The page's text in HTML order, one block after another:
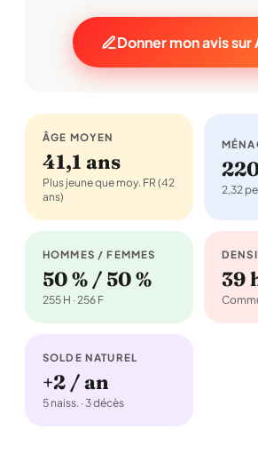
Donner mon avis sur
ÂGE MOYEN
41,1 ans
Plus jeune que moy. FR (42
ans)
2,32
HOMMES / FEMMES
50 % / 50 %
255 H · 256 F
39
SOLDE NATUREL
+2 / an
5 naiss. · 3 décès